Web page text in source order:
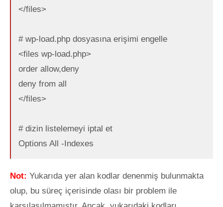
</files>
# wp-load.php dosyasına erişimi engelle
<files wp-load.php>
order allow,deny
deny from all
</files>
# dizin listelemeyi iptal et
Options All -Indexes
Not: Yukarıda yer alan kodlar denenmiş bulunmakta
olup, bu süreç içerisinde olası bir problem ile